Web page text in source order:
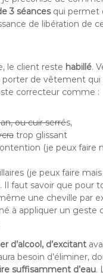
3 séancesqui permet
de libération de
le client reste habillé.
porter de vêtement qui
correcteur comme :
ou cuir serrés,
trop glissant
(je peux faire
(je peux faire mais
Il faut savoir que pour
une cheville par
à appliquer un geste
d’alcool, d’excitant
besoin d’éliminer,
suffisamment d’eau.